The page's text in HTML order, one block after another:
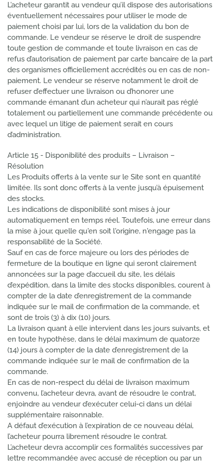
L’acheteur garantit au vendeur qu’il dispose des autorisations
éventuellement nécessaires pour utiliser le mode de
paiement choisi par lui, lors de la validation du bon de
commande. Le vendeur se réserve le droit de suspendre
toute gestion de commande et toute livraison en cas de
refus d’autorisation de paiement par carte bancaire de la part
des organismes officiellement accrédités ou en cas de non-
paiement. Le vendeur se réserve notamment le droit de
refuser d’effectuer une livraison ou d’honorer une
commande émanant d’un acheteur qui n’aurait pas réglé
totalement ou partiellement une commande précédente ou
avec lequel un litige de paiement serait en cours
d’administration.
Article 15 - Disponibilité des produits – Livraison –
Résolution
Les Produits offerts à la vente sur le Site sont en quantité
limitée. Ils sont donc offerts à la vente jusqu’à épuisement
des stocks.
Les indications de disponibilité sont mises à jour
automatiquement en temps réel. Toutefois, une erreur dans
la mise à jour, quelle qu'en soit l'origine, n'engage pas la
responsabilité de la Société.
Sauf en cas de force majeure ou lors des périodes de
fermeture de la boutique en ligne qui seront clairement
annoncées sur la page d’accueil du site, les délais
d’expédition, dans la limite des stocks disponibles, courent à
compter de la date d’enregistrement de la commande
indiquée sur le mail de confirmation de la commande, et
sont de trois (3) à dix (10) jours.
La livraison quant à elle intervient dans les jours suivants, et
en toute hypothèse, dans le délai maximum de quatorze
(14) jours à compter de la date d’enregistrement de la
commande indiquée sur le mail de confirmation de la
commande.
En cas de non-respect du délai de livraison maximum
convenu, l’acheteur devra, avant de résoudre le contrat,
enjoindre au vendeur d’exécuter celui-ci dans un délai
supplémentaire raisonnable.
A défaut d’exécution à l’expiration de ce nouveau délai,
l’acheteur pourra librement résoudre le contrat.
L’acheteur devra accomplir ces formalités successives par
lettre recommandée avec accusé de réception ou par un